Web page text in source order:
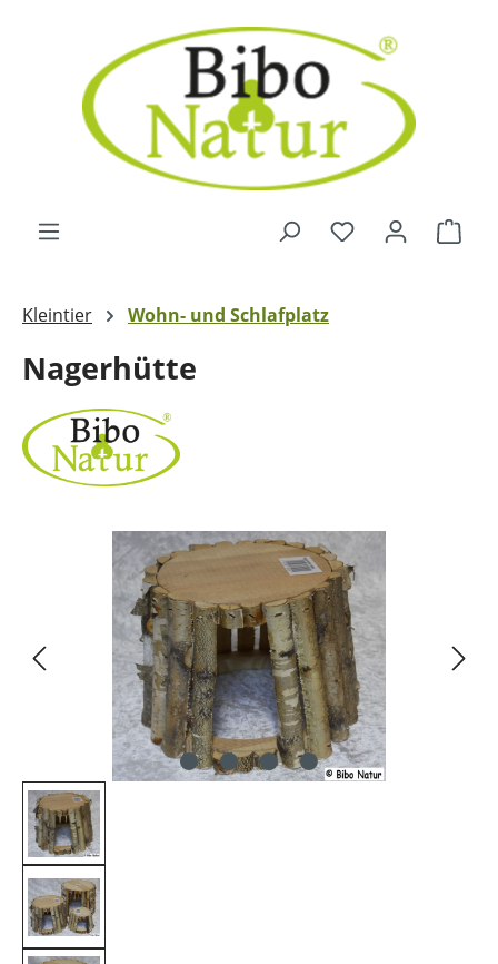
Zum Hauptinhalt springen
Kleintier Wohn- und Schlafplatz
Nagerhütte
Bildergalerie überspringen